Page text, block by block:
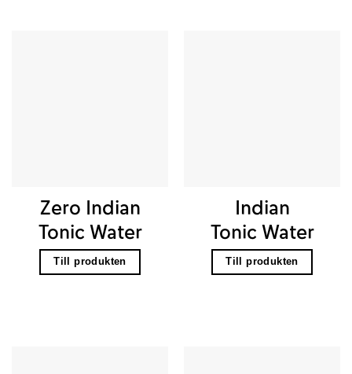
Zero Indian
Tonic Water
Till produkten
Indian
Tonic Water
Till produkten